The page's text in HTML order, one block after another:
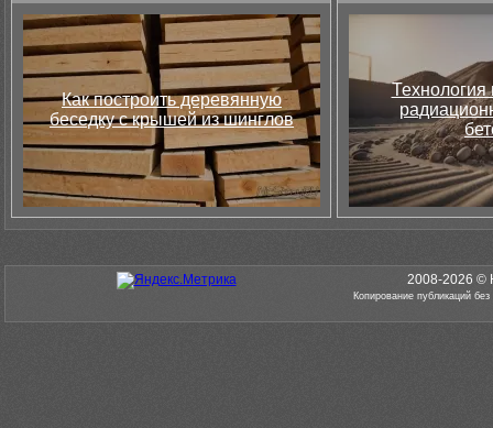
Как построить деревянную
беседку с крышей из шинглов
Технология
2008-2026 ©
Копирование публикаций